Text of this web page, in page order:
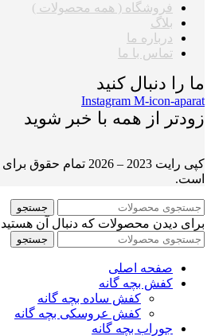
فروشگاه ( همه محصولات )
بلاگ
درباره ما
تماس با ما
ما را دنبال کنید
Instagram M-icon-aparat
زودتر از همه با خبر شوید
است.
جستجو
برای دیدن محصولات که دنبال آن هستید
جستجو
صفحه اصلی
کفش بچه گانه
کفش ساده بچه گانه
کفش عروسکی بچه گانه
جوراب بچه گانه